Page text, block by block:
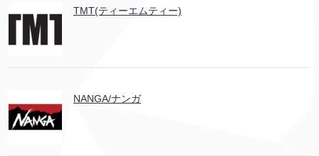
TMT(ティーエムティー)
NANGA/ナンガ